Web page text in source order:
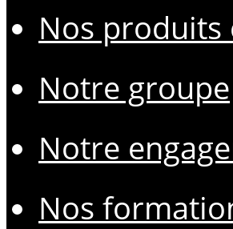
Nos
Notre groupe
Notre
Nos